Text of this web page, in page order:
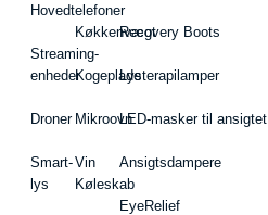
Hovedtelefoner
Streaming-
enheder
Droner
Smart-
lys
Køkkenvægt
Kogeplade
Mikroovn
Vin
Køleskab
Recovery Boots
Lysterapilamper
LED-masker til ansigtet
Ansigtsdampere
EyeRelief